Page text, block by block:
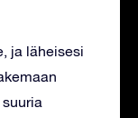
ja läheisesi